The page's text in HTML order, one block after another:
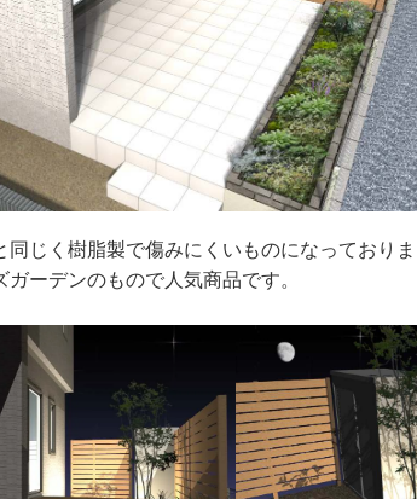
同じく樹脂製で傷みにくいものになっておりま
ーデンのもので人気商品です。